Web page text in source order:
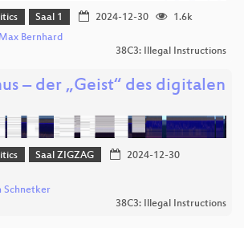
Saal 1 2024-12-30
1.6k
Max Bernhard
38C3: Illegal Instructions
– der „Geist“ des digitalen
Saal ZIGZAG
2024-12-30
Schnetker
38C3: Illegal Instructions